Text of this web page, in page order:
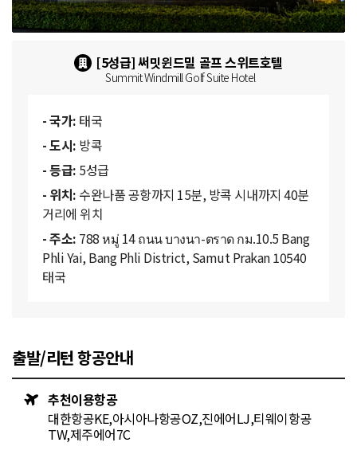
[5성급] 써밋윈드밀 골프 스위트호텔
Summit Windmill Golf Suite Hotel
- 국가: 태국
- 도시: 방콕
- 등급: 5성급
- 위치: 수완나품 공항까지 15분, 방콕 시내까지 40분
거리에 위치
- 주소: 788 หมู่ 14 ถนน บางนา-ตราด กม.10.5 Bang
Phli Yai, Bang Phli District, Samut Prakan 10540
태국
출발/리턴 항공안내
추천이용항공
대한항공KE,아시아나항공OZ,진에어LJ,티웨이항공
TW,제주에어7C